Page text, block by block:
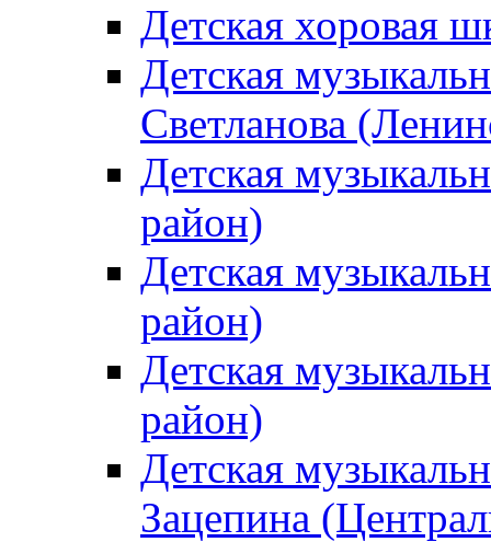
Детская хоровая
Детская
Светланова
Детская
район)
Детская
район)
Детская
район)
Детская
Зацепина